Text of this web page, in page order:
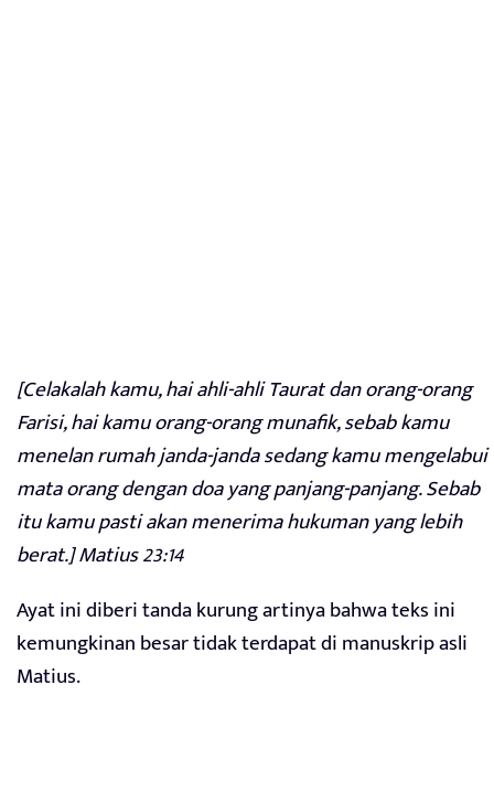
[Celakalah kamu, hai ahli-ahli Taurat dan orang-orang
Farisi, hai kamu orang-orang munafik, sebab kamu
menelan rumah janda-janda sedang kamu mengelabui
mata orang dengan doa yang panjang-panjang. Sebab
itu kamu pasti akan menerima hukuman yang lebih
berat.] Matius 23:14
Ayat ini diberi tanda kurung artinya bahwa teks ini
kemungkinan besar tidak terdapat di manuskrip asli
Matius.